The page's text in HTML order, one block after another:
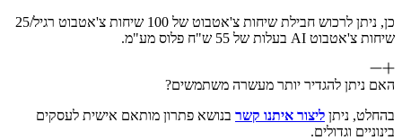
כן, ניתן לרכוש חבילת שיחות צ'אטבוט של 100 שיחות צ'אטבוט רגיל/25
שיחות צ'אטבוט AI בעלות של 55 ש"ח פלוס מע"מ.
האם ניתן להגדיר יותר מעשרה משתמשים?
בהחלט, ניתן ליצור איתנו קשר בנושא פתרון מותאם אישית לעסקים
בינוניים וגדולים.